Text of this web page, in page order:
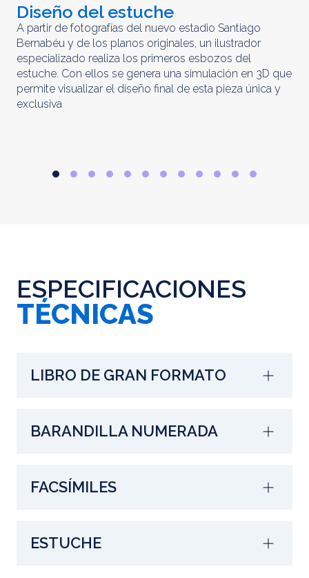
Diseño del estuche
A partir de fotografías del nuevo estadio Santiago
Bernabéu y de los planos originales, un ilustrador
especializado realiza los primeros esbozos del
estuche. Con ellos se genera una simulación en 3D que
permite visualizar el diseño final de esta pieza única y
exclusiva
ESPECIFICACIONES
TÉCNICAS
LIBRO DE GRAN FORMATO
BARANDILLA NUMERADA
FACSÍMILES
ESTUCHE